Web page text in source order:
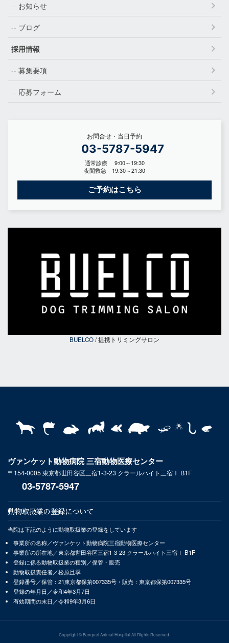
お知らせ
ブログ
採用情報
募集要項
応募フォーム
お問合せ・当日予約
03-5787-5947
通常診療 9:00～19:30
夜間救急 19:30～21:30
ご予約はこちら
BUELCO/ 提携トリミングサロン
ヴァンケット動物病院 三宿動物医療センター
〒154-0005 東京都世田谷区三宿1-3-23 クラールハイト三宿Ⅰ B1F
03-5787-5947
動物取扱業の登録について
当院は下記のように動物取扱業の登録をしています
事業所の名称／ヴァンケット動物病院三宿動物医療センター
事業所の所在地／東京都世田谷区三宿1-3-23 クラールハイト三宿Ⅰ B1F
登録に係る動物取扱業の種別／保管・販売
動物取扱責任者／松原且季
登録番号／保管：21東京都保第007335号・販売：東京都保第007335号
登録の年月日／令和4年3月7日
有効期間の末日／令和9年3月6日
Copyright © Banquet Animal Hospital All Rights Reserved.